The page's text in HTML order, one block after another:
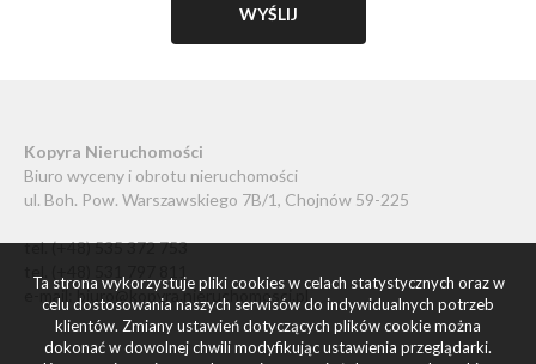
Kopyra Nieruchomości
Biuro wyceny i obrotu nieruchomości
ul. Boh. Pow. Warszawskiego 7B/1, Chojnów 59-225
tel. (+48) 535 372 753
e-mail:biuro@kopyra.nieruchomosci.pl
Ta strona wykorzystuje pliki cookies w celach statystycznych oraz w
celu dostosowania naszych serwisów do indywidualnych potrzeb
klientów. Zmiany ustawień dotyczących plików cookie można
dokonać w dowolnej chwili modyfikując ustawienia przeglądarki.